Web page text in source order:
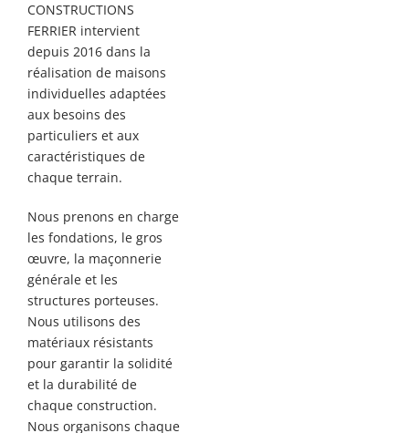
CONSTRUCTIONS
FERRIER intervient
depuis 2016 dans la
réalisation de maisons
individuelles adaptées
aux besoins des
particuliers et aux
caractéristiques de
chaque terrain.
Nous prenons en charge
les fondations, le gros
œuvre, la maçonnerie
générale et les
structures porteuses.
Nous utilisons des
matériaux résistants
pour garantir la solidité
et la durabilité de
chaque construction.
Nous organisons chaque